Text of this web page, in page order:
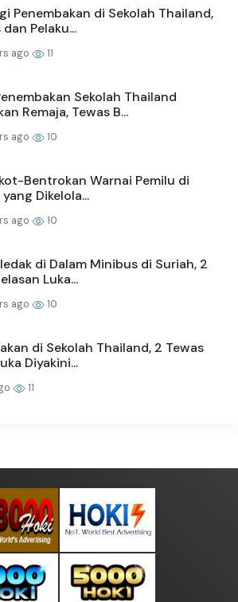
Penembakan di Sekolah Thailand,
Pelaku...
ago 11
Sekolah Thailand
Remaja, Tewas B...
ago 10
Bentrokan Warnai Pemilu di
Dikelola...
ago 10
di Dalam Minibus di Suriah, 2
Luka...
ago 10
di Sekolah Thailand, 2 Tewas
Diyakini...
11